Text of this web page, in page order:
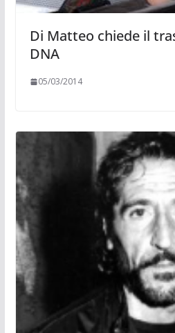
Di Matteo chiede il
DNA
05/03/2014